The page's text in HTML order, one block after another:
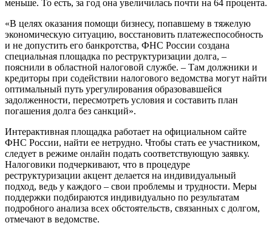
меньше. То есть, за год она увеличилась почти на 64 процента.
«В целях оказания помощи бизнесу, попавшему в тяжелую
экономическую ситуацию, восстановить платежеспособность
и не допустить его банкротства, ФНС России создана
специальная площадка по реструктуризации долга, –
пояснили в областной налоговой службе. – Там должники и
кредиторы при содействии налогового ведомства могут найти
оптимальный путь урегулирования образовавшейся
задолженности, пересмотреть условия и составить план
погашения долга без санкций».
Интерактивная площадка работает на официальном сайте
ФНС России, найти ее нетрудно. Чтобы стать ее участником,
следует в режиме онлайн подать соответствующую заявку.
Налоговики подчеркивают, что в процедуре
реструктуризации акцент делается на индивидуальный
подход, ведь у каждого – свои проблемы и трудности. Меры
поддержки подбираются индивидуально по результатам
подробного анализа всех обстоятельств, связанных с долгом,
отмечают в ведомстве.